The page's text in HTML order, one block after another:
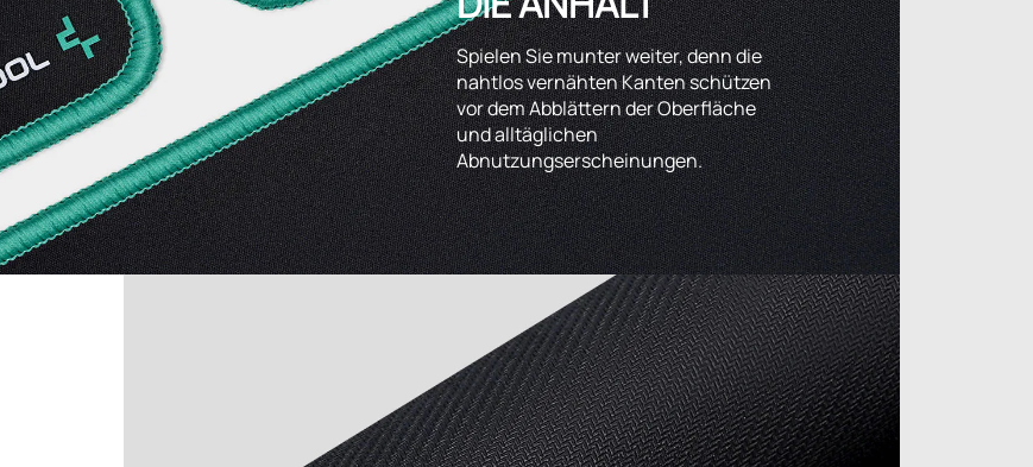
Spielen Sie munter weiter, denn die
nahtlos vernähten Kanten schützen
vor dem Abblättern der Oberfläche
und alltäglichen
Abnutzungserscheinungen.